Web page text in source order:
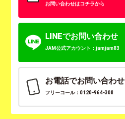
お問い合わせはコチラから
LINEでお問い合わせ
JAM公式アカウント：jamjam83
お電話でお問い合わせ
フリーコール：0120-964-308